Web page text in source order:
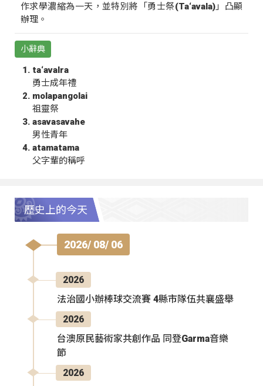
作求學濃縮為一天，並特別將「勇士祭(Ta‘avala)」凸顯
辦理。
小辭典
ta‘avalra
勇士成年禮
molapangolai
祖靈祭
asavasavahe
男性青年
atamatama
父字輩的稱呼
歷史上的今天
2026/ 08/ 06
2026
法治國小辦棒球交流賽 4縣市隊伍共襄盛舉
2026
台澳原民藝術家共創作品 同登Garma音樂
節
2026